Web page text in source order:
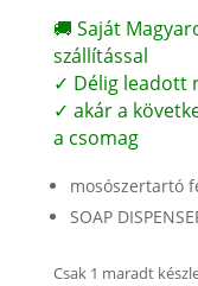
🚚 Saját
szállítással
✓ Délig leadott
✓ akár a
a csomag
mosószertartó
SOAP
Csak 1 maradt